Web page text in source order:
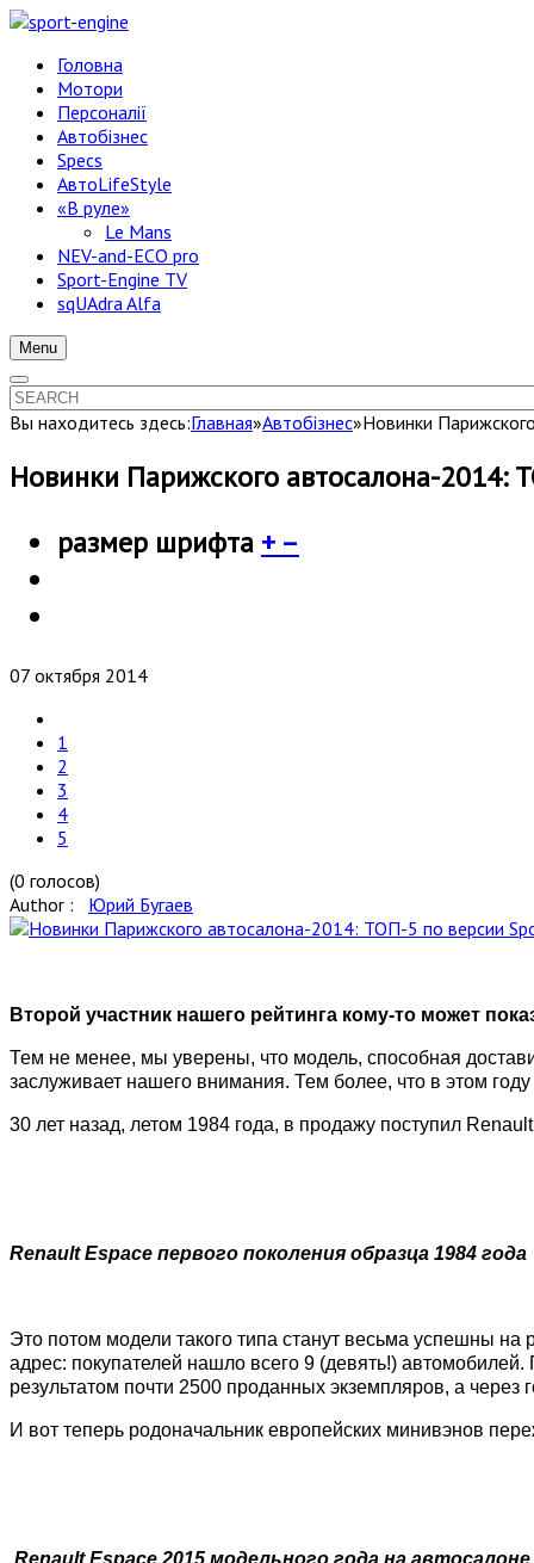
Головна
Мотори
Персоналії
Автобізнес
Specs
АвтоLifeStyle
«В руле»
Le Mans
NEV-and-ECO pro
Sport-Engine TV
sqUAdra Alfa
Menu
Вы находитесь здесь:Главная»Автобізнес»Новинки
Новинки Парижского автосалона-2014:
размер шрифта + –
07 октября 2014
1
2
3
4
5
(0 голосов)
Author : Юрий Бугаев
Второй участник нашего рейтинга кому-то может
Тем не менее, мы уверены, что модель, способная
заслуживает нашего внимания. Тем более, что в этом
30 лет назад, летом 1984 года, в продажу поступил
Renault Espace первого поколения образца 1984 года
Это потом модели такого типа станут весьма успешны
адрес: покупателей нашло всего 9 (девять!)
результатом почти 2500 проданных экземпляров, а
И вот теперь родоначальник европейских минивэнов
Renault Espace 2015 модельного года на